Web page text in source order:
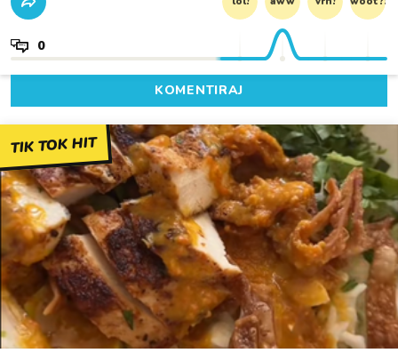
0
KOMENTIRAJ
TIK TOK HIT